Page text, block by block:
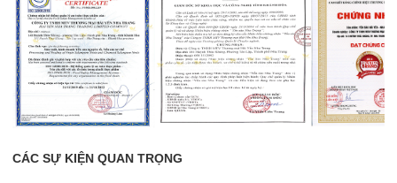
CÁC SỰ KIỆN QUAN TRỌNG